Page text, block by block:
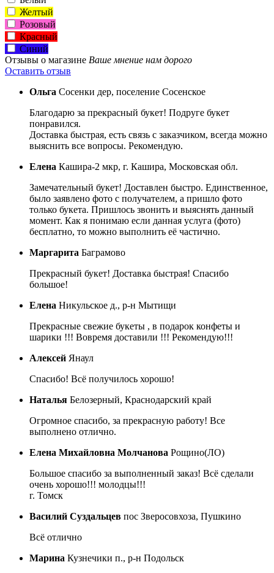
Желтый
Розовый
Красный
Синий
Отзывы о магазине Ваше мнение нам дорого
Оставить отзыв
Ольга Сосенки дер, поселение Сосенское
Благодарю за прекрасный букет! Подруге букет
понравился.
Доставка быстрая, есть связь с заказчиком, всегда можно
выяснить все вопросы. Рекомендую.
Елена Кашира-2 мкр, г. Кашира, Московская обл.
Замечательный букет! Доставлен быстро. Единственное,
было заявлено фото с получателем, а пришло фото
только букета. Пришлось звонить и выяснять данный
момент. Как я понимаю если данная услуга (фото)
бесплатно, то можно выполнить её частично.
Маргарита Баграмово
Прекрасный букет! Доставка быстрая! Спасибо
большое!
Елена Никульское д., р-н Мытищи
Прекрасные свежие букеты , в подарок конфеты и
шарики !!! Вовремя доставили !!! Рекомендую!!!
Алексей Янаул
Спасибо! Всё получилось хорошо!
Наталья Белозерный, Краснодарский край
Огромное спасибо, за прекрасную работу! Все
выполнено отлично.
Елена Михайловна Молчанова Рощино(ЛО)
Большое спасибо за выполненный заказ! Всё сделали
очень хорошо!!! молодцы!!!
г. Томск
Василий Суздальцев пос Зверосовхоза, Пушкино
Всё отлично
Марина Кузнечики п., р-н Подольск